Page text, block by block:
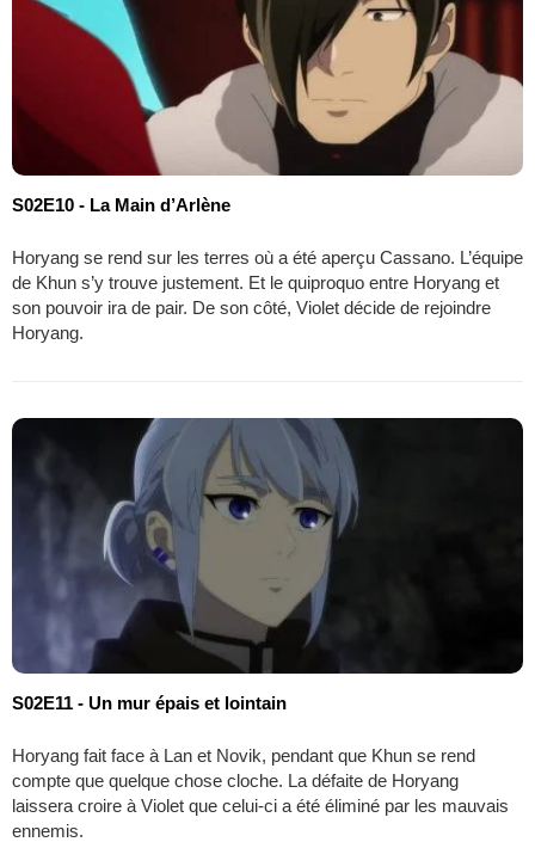
S02E10 - La Main d’Arlène
Horyang se rend sur les terres où a été aperçu Cassano. L’équipe
de Khun s’y trouve justement. Et le quiproquo entre Horyang et
son pouvoir ira de pair. De son côté, Violet décide de rejoindre
Horyang.
S02E11 - Un mur épais et lointain
Horyang fait face à Lan et Novik, pendant que Khun se rend
compte que quelque chose cloche. La défaite de Horyang
laissera croire à Violet que celui-ci a été éliminé par les mauvais
ennemis.